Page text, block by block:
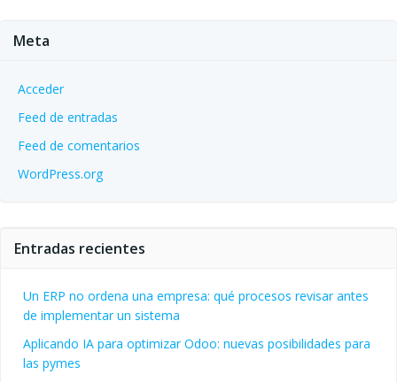
Meta
Acceder
Feed de entradas
Feed de comentarios
WordPress.org
Entradas recientes
Un ERP no ordena una empresa: qué procesos revisar antes
de implementar un sistema
Aplicando IA para optimizar Odoo: nuevas posibilidades para
las pymes